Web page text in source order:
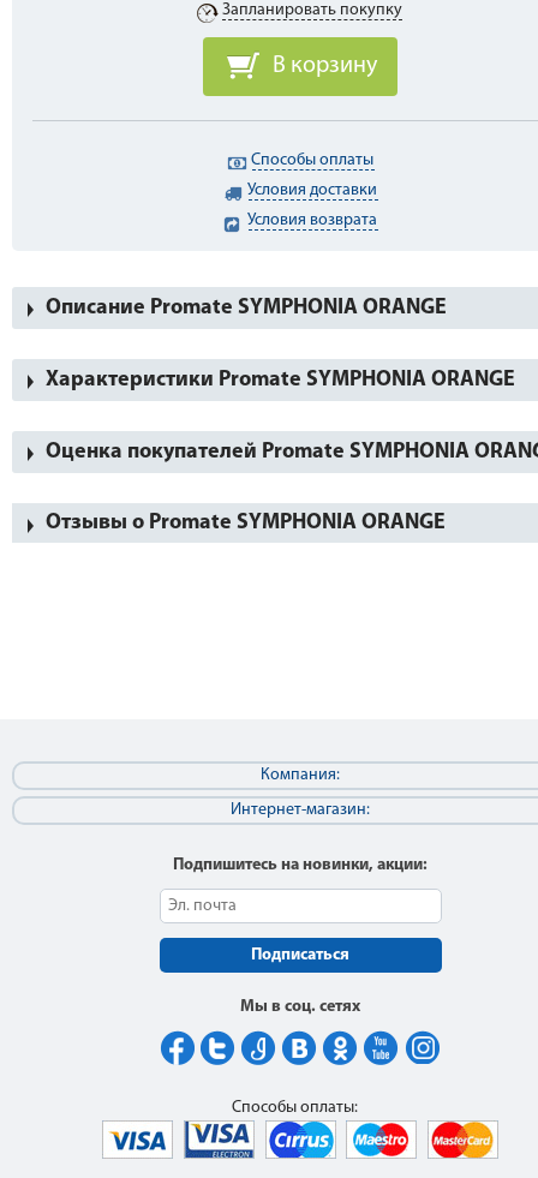
Запланировать покупку
В корзину
Способы оплаты
Условия доставки
Условия возврата
Описание Promate SYMPHONIA ORANGE
Характеристики Promate SYMPHONIA ORANGE
Оценка покупателей Promate SYMPHONIA
Отзывы о Promate SYMPHONIA ORANGE
Компания:
Интернет-магазин:
Подпишитесь на новинки, акции:
Подписаться
Мы в соц. сетях
Способы оплаты: